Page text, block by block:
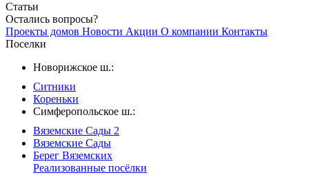
Статьи
Остались вопросы?
Проекты домов Новости Акции О компании Контакты
Поселки
Новорижское ш.:
Ситники
Кореньки
Симферопольское ш.:
Вяземские Сады 2
Вяземские Сады
Берег Вяземскиx
Реализованные посёлки